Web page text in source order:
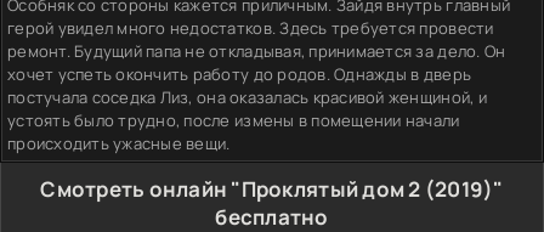
Особняк со стороны кажется приличным. Зайдя внутрь главный
герой увидел много недостатков. Здесь требуется провести
ремонт. Будущий папа не откладывая, принимается за дело. Он
хочет успеть окончить работу до родов. Однажды в дверь
постучала соседка Лиз, она оказалась красивой женщиной, и
устоять было трудно, после измены в помещении начали
происходить ужасные вещи.
Смотреть онлайн "Проклятый дом 2 (2019)"
бесплатно